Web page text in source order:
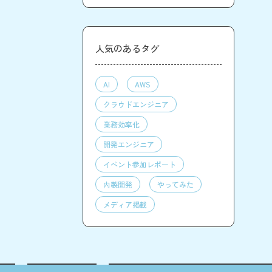
人気のあるタグ
AI
AWS
クラウドエンジニア
業務効率化
開発エンジニア
イベント参加レポート
内製開発
やってみた
メディア掲載